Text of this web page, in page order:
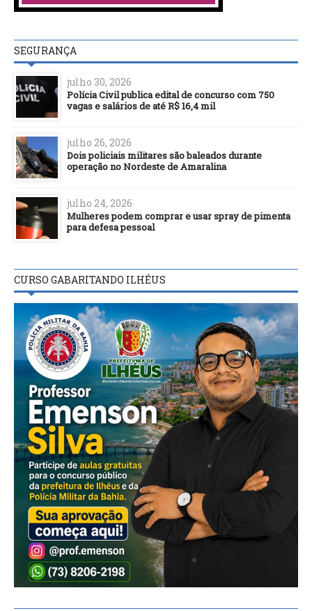
SEGURANÇA
julho 30, 2026
Polícia Civil publica edital de concurso com 750
vagas e salários de até R$ 16,4 mil
julho 26, 2026
Dois policiais militares são baleados durante
operação no Nordeste de Amaralina
julho 24, 2026
Mulheres podem comprar e usar spray de pimenta
para defesa pessoal
CURSO GABARITANDO ILHÉUS